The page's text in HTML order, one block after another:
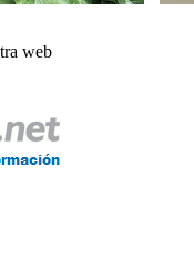
web